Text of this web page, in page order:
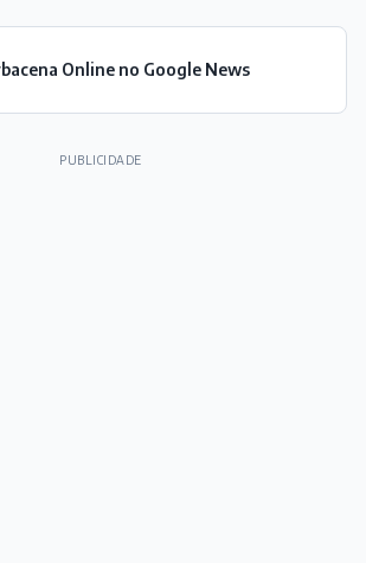
Online no Google News
PUBLICIDADE